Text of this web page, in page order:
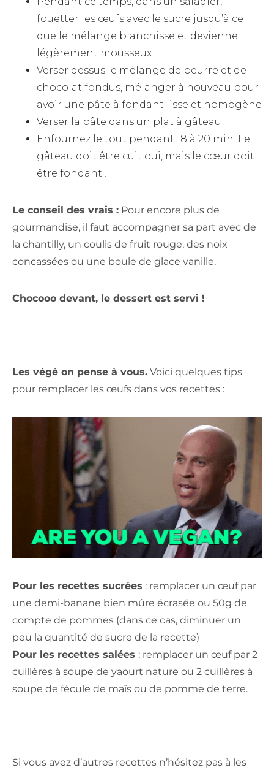
fouetter les œufs avec le sucre jusqu’à ce
que le mélange blanchisse et devienne
légèrement mousseux
Verser dessus le mélange de beurre et de
chocolat fondus, mélanger à nouveau pour
avoir une pâte à fondant lisse et homogène
Verser la pâte dans un plat à gâteau
Enfournez le tout pendant 18 à 20 min. Le
gâteau doit être cuit oui, mais le cœur doit
être fondant !
Le conseil des vrais : Pour encore plus de
gourmandise, il faut accompagner sa part avec de
la chantilly, un coulis de fruit rouge, des noix
concassées ou une boule de glace vanille.
Chocooo devant, le dessert est servi !
Les végé on pense à vous. Voici quelques tips
pour remplacer les œufs dans vos recettes :
Pour les recettes sucrées : remplacer un œuf par
une demi-banane bien mûre écrasée ou 50g de
compte de pommes (dans ce cas, diminuer un
peu la quantité de sucre de la recette)
Pour les recettes salées : remplacer un œuf par 2
cuillères à soupe de yaourt nature ou 2 cuillères à
soupe de fécule de maïs ou de pomme de terre.
Si vous avez d’autres recettes n’hésitez pas à les